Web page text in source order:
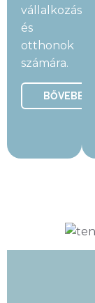
vállalkozások
és
otthonok
számára.
BŐVEBBEN